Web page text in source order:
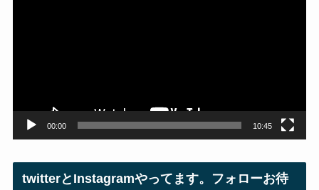
00:00 10:45
twitterとInstagramやってます。フォローお待